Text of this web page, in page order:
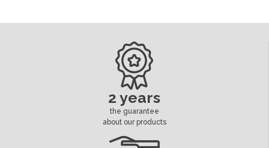
2 years
the guarantee
about our products